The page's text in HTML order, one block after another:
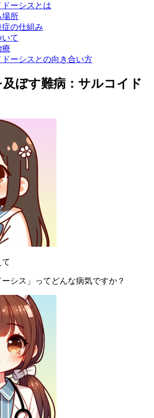
ーシスとは
場所
症の仕組み
て
療
ドーシスとの向き合い方
ぼす難病：サルコイド
シス」ってどんな病気ですか？